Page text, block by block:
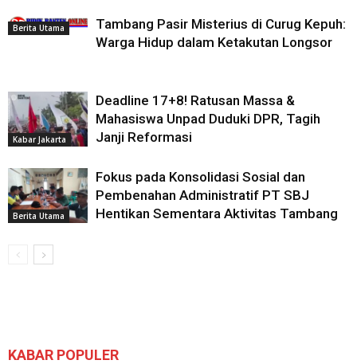
Berita Utama
Tambang Pasir Misterius di Curug Kepuh:
Warga Hidup dalam Ketakutan Longsor
Kabar Jakarta
Deadline 17+8! Ratusan Massa &
Mahasiswa Unpad Duduki DPR, Tagih
Janji Reformasi
Berita Utama
Fokus pada Konsolidasi Sosial dan
Pembenahan Administratif PT SBJ
Hentikan Sementara Aktivitas Tambang
KABAR POPULER